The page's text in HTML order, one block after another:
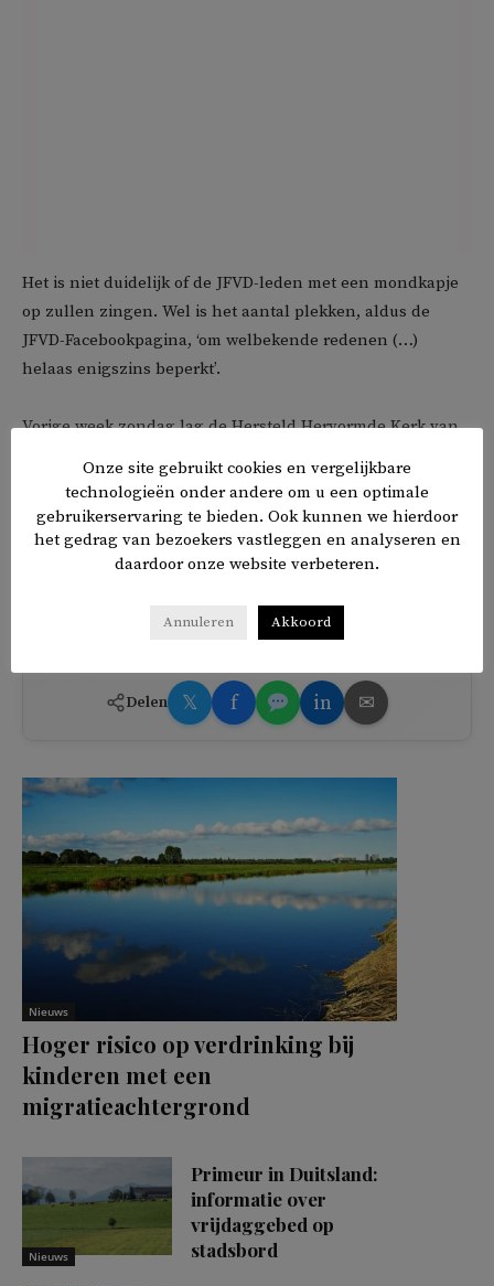
Het is niet duidelijk of de JFVD-leden met een mondkapje
op zullen zingen. Wel is het aantal plekken, aldus de
JFVD-Facebookpagina, ‘om welbekende redenen (…)
helaas enigszins beperkt’.
Vorige week zondag lag de Hersteld Hervormde Kerk van
in totaal zeshonderd mensen had belegd. Mondkapjes
waren niet verplicht. ‘Het zingen is voor ons een wezenlijk
onderdeel van de dienst, met een mondkapje wordt dat
mompelen’, zei scriba Albert Bouwman tegende
Delen 𝕏 f in ✉
Nieuws
Hoger risico op verdrinking bij
kinderen met een
migratieachtergrond
Nieuws
Primeur in Duitsland:
informatie over
vrijdaggebed op
stadsbord
Onze site gebruikt cookies en vergelijkbare
technologieën onder andere om u een optimale
gebruikerservaring te bieden. Ook kunnen we hierdoor
het gedrag van bezoekers vastleggen en analyseren en
daardoor onze website verbeteren.
Annuleren Akkoord